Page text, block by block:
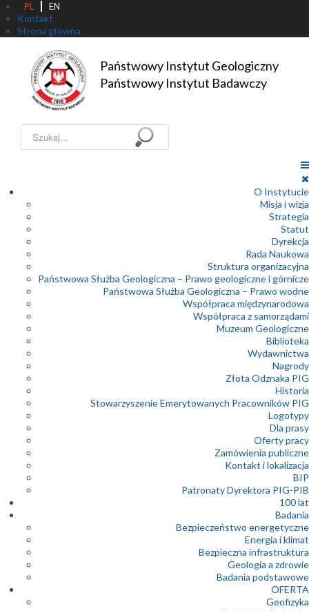
PL EN
Kontakt
Strona główna
Państwowy Instytut Geologiczny
Państwowy Instytut Badawczy
Szukaj...
O Instytucie
Misja i wizja
Strategia
Statut
Dyrekcja
Rada Naukowa
Struktura organizacyjna
Państwowa Służba Geologiczna – Prawo geologiczne i górnicze
Państwowa Służba Geologiczna – Prawo wodne
Współpraca międzynarodowa
Współpraca z samorządami
Muzeum Geologiczne
Biblioteka
Wydawnictwa
Nagrody
Złota Odznaka PIG
Historia
Stowarzyszenie Emerytowanych Pracowników PIG
Logotypy
Dla prasy
Oferty pracy
Zamówienia publiczne
Kontakt i lokalizacja
BIP
Patronaty Dyrektora PIG-PIB
100 lat
Badania
Bezpieczeństwo energetyczne
Energia i klimat
Bezpieczna infrastruktura
Geologia a zdrowie
Badania podstawowe
OFERTA
Geofizyka